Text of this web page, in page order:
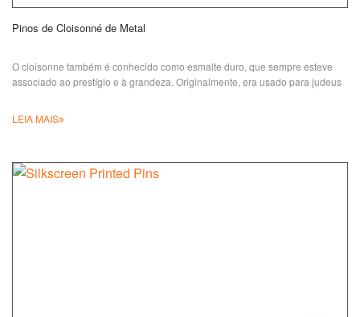
Pinos de Cloisonné de Metal
O cloisonne também é conhecido como esmalte duro, que sempre esteve
associado ao prestígio e à grandeza. Originalmente, era usado para judeus
LEIA MAIS